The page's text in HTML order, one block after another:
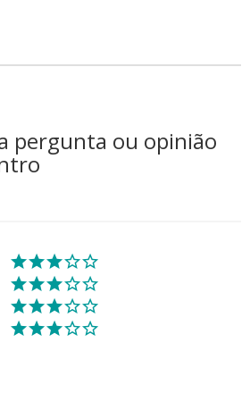
pergunta ou opinião